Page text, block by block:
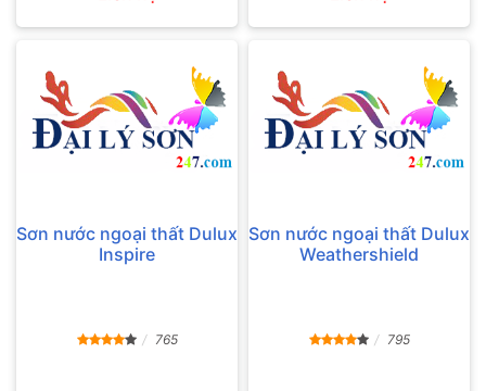
Sơn nước ngoại thất Dulux
Inspire
765
Sơn nước ngoại thất Dulux
Weathershield
795